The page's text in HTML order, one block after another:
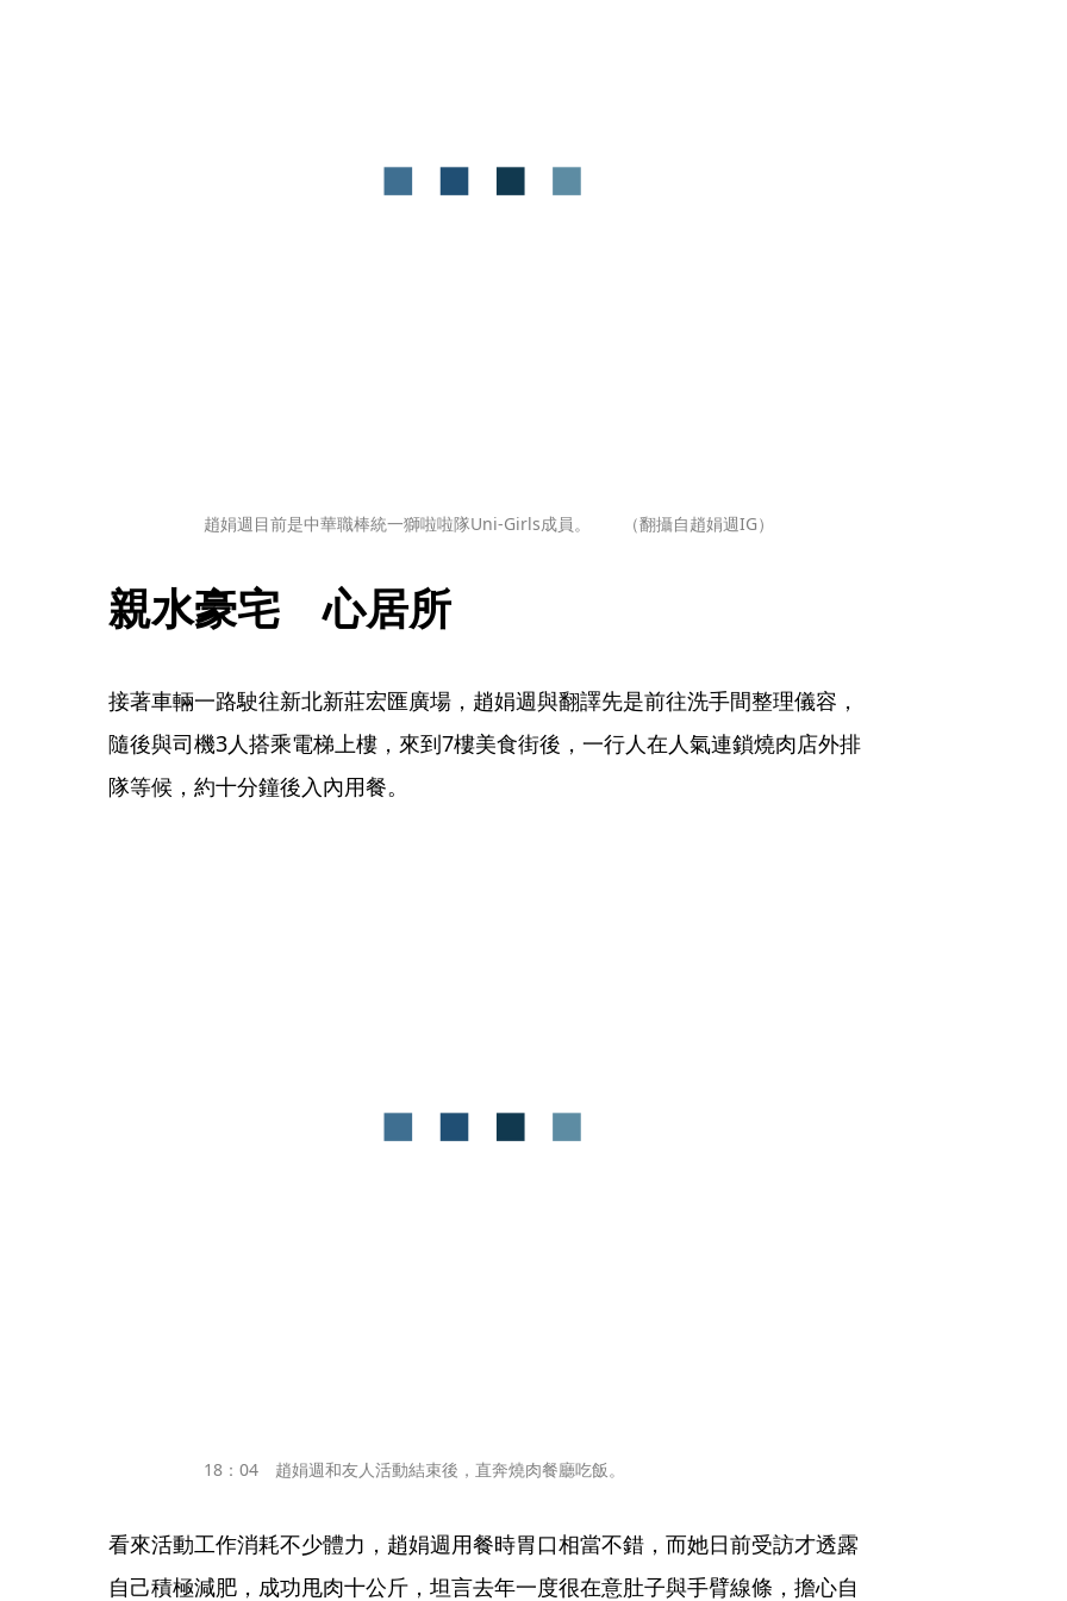
趙娟週目前是中華職棒統一獅啦啦隊Uni-Girls成員。	（翻攝自趙娟週IG）
親水豪宅　心居所
接著車輛一路駛往新北新莊宏匯廣場，趙娟週與翻譯先是前往洗手間整理儀容，
隨後與司機3人搭乘電梯上樓，來到7樓美食街後，一行人在人氣連鎖燒肉店外排
隊等候，約十分鐘後入內用餐。
18：04　趙娟週和友人活動結束後，直奔燒肉餐廳吃飯。
看來活動工作消耗不少體力，趙娟週用餐時胃口相當不錯，而她日前受訪才透露
自己積極減肥，成功甩肉十公斤，坦言去年一度很在意肚子與手臂線條，擔心自